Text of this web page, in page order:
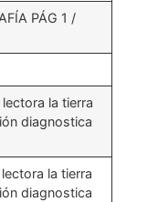
PÁG 1 /
la tierra
diagnostica
la tierra
diagnostica